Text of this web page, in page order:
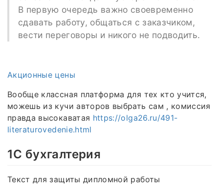
В первую очередь важно своевременно
сдавать работу, общаться с заказчиком,
вести переговоры и никого не подводить.
Акционные цены
Вообще классная платформа для тех кто учится,
можешь из кучи авторов выбрать сам , комиссия
правда высокаватая https://olga26.ru/491-
literaturovedenie.html
1C бухгалтерия
Текст для защиты дипломной работы